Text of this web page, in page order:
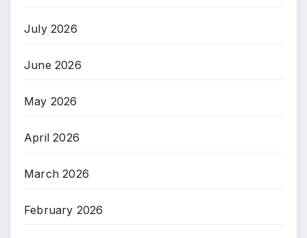
July 2026
June 2026
May 2026
April 2026
March 2026
February 2026